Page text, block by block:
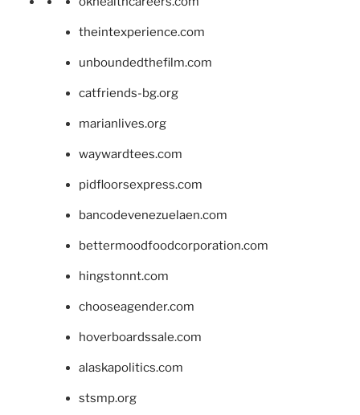
theintexperience.com
unboundedthefilm.com
catfriends-bg.org
marianlives.org
waywardtees.com
pidfloorsexpress.com
bancodevenezuelaen.com
bettermoodfoodcorporation.com
hingstonnt.com
chooseagender.com
hoverboardssale.com
alaskapolitics.com
stsmp.org